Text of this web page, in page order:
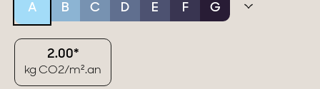
A B C D E F G
2.00*
kg CO2/m².an